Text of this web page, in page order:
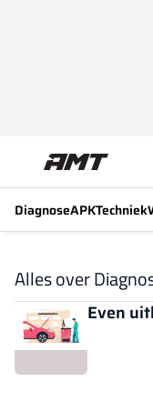
DiagnoseAPKTechniek
Alles over
Even